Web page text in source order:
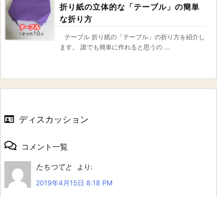
折り紙の立体的な「テーブル」の簡単
な折り方
テーブル 折り紙の「テーブル」の折り方を紹介し
ます。 誰でも簡単に作れると思うの ...
ディスカッション
コメント一覧
たちつてと
より:
2019年4月15日 8:18 PM